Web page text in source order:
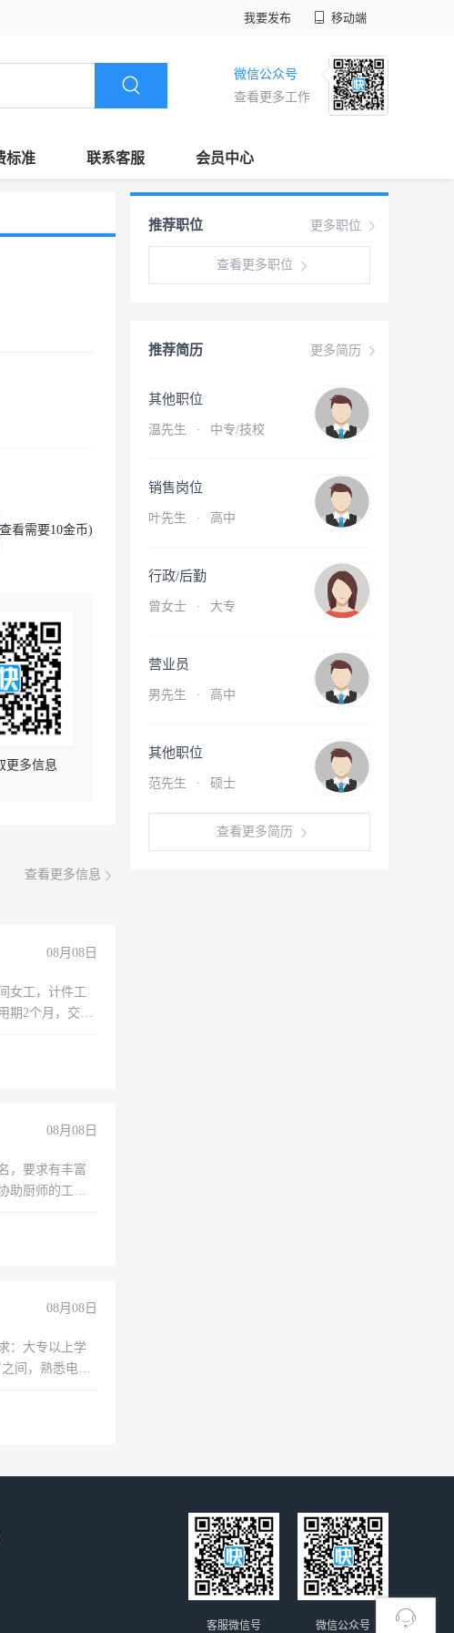
我要发布 移动端
微信公众号
查看更多工作
标准 联系客服 会员中心
看需要10金币)
更多信息
查看更多信息
08月08日
女工，计件工
期2个月，交五
08月08日
，要求有丰富
助厨师的工
08月08日
：大专以上学
间，熟悉电脑
纳五险，
更多职位
推荐职位
查看更多职位
更多简历
推荐简历
其他职位
温先生 · 中专/技校
销售岗位
叶先生 · 高中
行政/后勤
曾女士 · 大专
营业员
男先生 · 高中
其他职位
范先生 · 硕士
查看更多简历
微信公众号
客服微信号